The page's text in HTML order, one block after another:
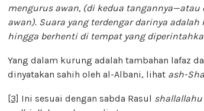
mengurus awan, (di kedua
awan). Suara yang terdengar darinya
hingga berhenti di tempat yang
Yang dalam kurung adalah tambahan lafaz
dinyatakan sahih oleh al-Albani, lihat ash-
[3] Ini sesuai dengan sabda Rasul